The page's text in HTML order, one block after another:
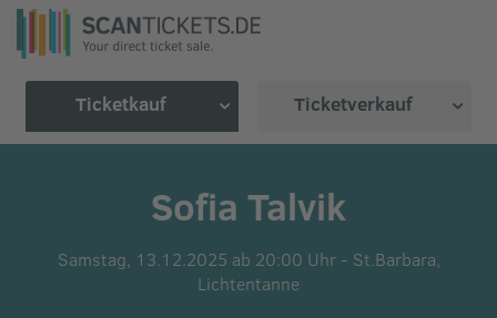
Ticketkauf Ticketverkauf
Sofia Talvik
Samstag, 13.12.2025 ab 20:00 Uhr - St.Barbara,
Lichtentanne